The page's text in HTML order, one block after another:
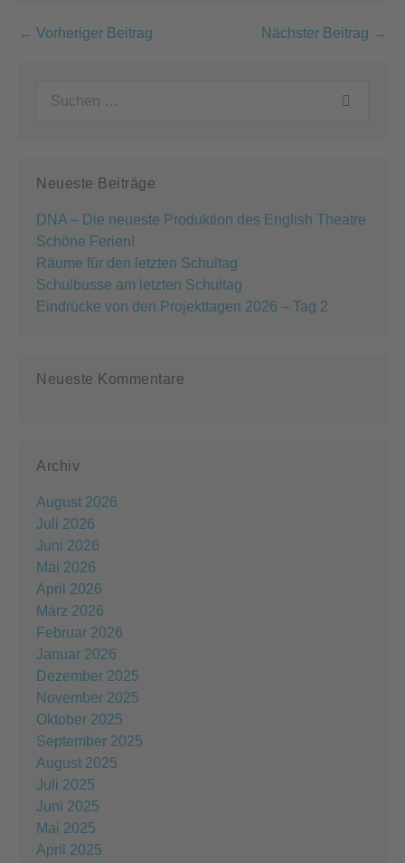
Beitragsnavigation
← Vorheriger Beitrag Nächster Beitrag →
Neueste Beiträge
DNA – Die neueste Produktion des English Theatre
Schöne Ferien!
Räume für den letzten Schultag
Schulbusse am letzten Schultag
Eindrücke von den Projekttagen 2026 – Tag 2
Neueste Kommentare
Archiv
August 2026
Juli 2026
Juni 2026
Mai 2026
April 2026
März 2026
Februar 2026
Januar 2026
Dezember 2025
November 2025
Oktober 2025
September 2025
August 2025
Juli 2025
Juni 2025
Mai 2025
April 2025